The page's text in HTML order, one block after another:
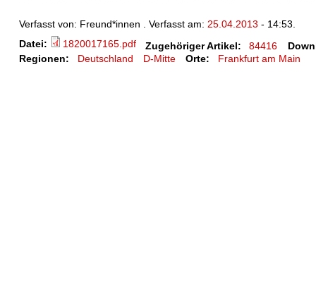
Verfasst von: Freund*innen . Verfasst am: 25.04.2013 - 14:53.
Datei:
1820017165.pdf Zugehöriger Artikel: 84416
Regionen:
Deutschland D-Mitte Orte: Frankfurt am Main